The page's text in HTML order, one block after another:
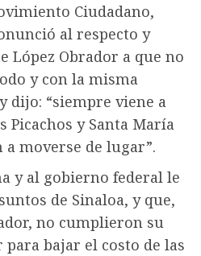
Ciudadano,
al respecto y
López Obrador a que no
y con la misma
dijo: “siempre viene a
Picachos y Santa María
moverse de lugar”.
y al gobierno federal le
de Sinaloa, y que,
no cumplieron su
bajar el costo de las